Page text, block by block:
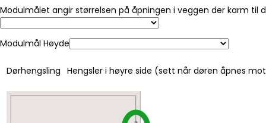
Modulmålet angir størrelsen på åpningen i veggen der karm til
Modulmål Høyde
Dørhengsling Hengsler i høyre side (sett når døren åpnes